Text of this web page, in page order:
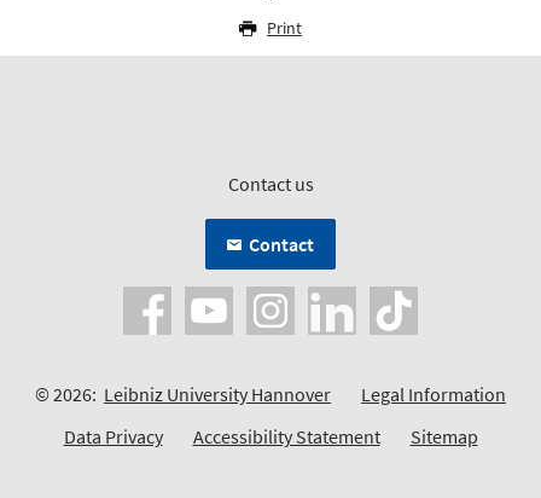
Print
Contact us
Contact
© 2026: Leibniz University Hannover
Legal Information
Data Privacy
Accessibility Statement Sitemap